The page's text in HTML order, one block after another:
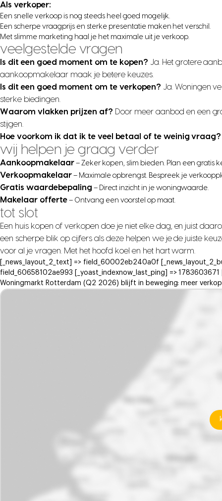
Als verkoper:
Een snelle verkoop is nog steeds heel goed mogelijk.
Een scherpe vraagprijs en sterke presentatie maken het verschil.
Met slimme marketing haal je het maximale uit je verkoop.
veelgestelde vragen
Is dit een goed moment om te kopen? Ja. Het grotere
aankoopmakelaar maak je betere keuzes.
Is dit een goed moment om te verkopen? Ja. Woningen
sterke biedingen.
Waarom vlakken prijzen af? Door meer aanbod en een
stijgen.
Hoe voorkom ik dat ik te veel betaal of te weinig vraag?
wij helpen je graag verder
Aankoopmakelaar– Zeker kopen, slim bieden. Plan een gratis
Verkoopmakelaar– Maximale opbrengst. Bespreek je
Gratis waardebepaling – Direct inzicht in je woningwaarde.
Makelaar offerte– Ontvang een voorstel op maat.
tot slot
Een huis kopen of verkopen doe je niet elke dag, en juist
een scherpe blik op cijfers als deze helpen we je de juiste
voor al je vragen. Met het hoofd koel en het hart warm.
[_news_layout_2_text] => field_60002eb240a0f
field_60658102ae993 [_yoast_indexnow_last_ping] =>
Woningmarkt Rotterdam (Q2 2026) blijft in beweging: meer